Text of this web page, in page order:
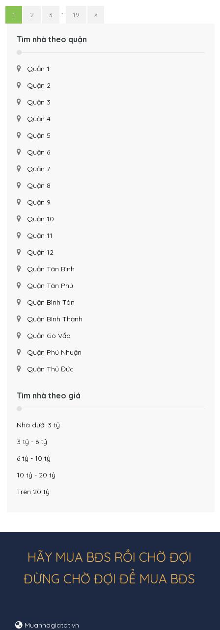
1 2 3 … 19 »
Tìm nhà theo quận
Quận 1
Quận 2
Quận 3
Quận 4
Quận 5
Quận 6
Quận 7
Quận 8
Quận 9
Quận 10
Quận 11
Quận 12
Quận Tân Bình
Quận Tân Phú
Quận Bình Tân
Quận Bình Thạnh
Quận Gò Vấp
Quận Phú Nhuận
Quận Thủ Đức
Tìm nhà theo giá
Nhà dưới 3 tỷ
3 tỷ - 6 tỷ
6 tỷ - 10 tỷ
10 tỷ - 20 tỷ
Trên 20 tỷ
HÃY MUA BĐS RỒI CHỜ ĐỢI
ĐỪNG CHỜ ĐỢI ĐỂ MUA BĐS
Muanhagiatot.vn